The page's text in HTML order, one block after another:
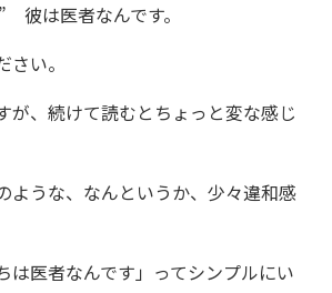
彼は医者なんです。
い。
が、続けて読むとちょっと変な感じ
ような、なんというか、少々違和感
は医者なんです」ってシンプルにい